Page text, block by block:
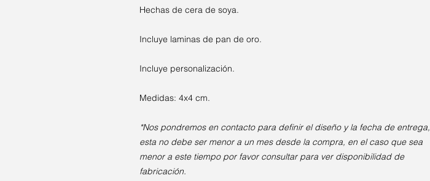
Hechas de cera de soya.
Incluye laminas de pan de oro.
Incluye personalización.
Medidas: 4x4 cm.
*Nos pondremos en contacto para definir el diseño y la fecha de entrega,
esta no debe ser menor a un mes desde la compra, en el caso que sea
menor a este tiempo por favor consultar para ver disponibilidad de
fabricación.